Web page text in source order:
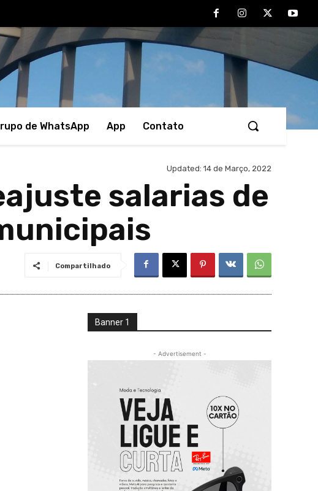
de WhatsApp App Contato
Updated: 14 de Março, 2022
salarias de
Compartilhado
Banner 1
- Advertisement -